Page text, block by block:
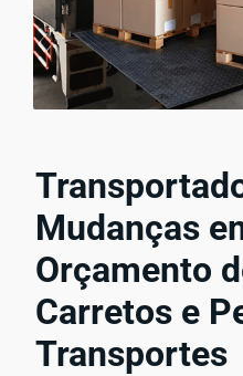
Mudanças
Orçamento
Carretos e
Transportes